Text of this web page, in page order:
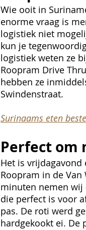
Wie ooit in
enorme vraag is
logistiek niet
kun je
logistiek weten ze
Roopram Drive
hebben ze
Swindenstraat.
Surinaams eten
Perfect om
Het is vrijdagavond
Roopram in de
minuten nemen wij
die perfect is voor
pas. De roti werd
hardgekookt ei. De